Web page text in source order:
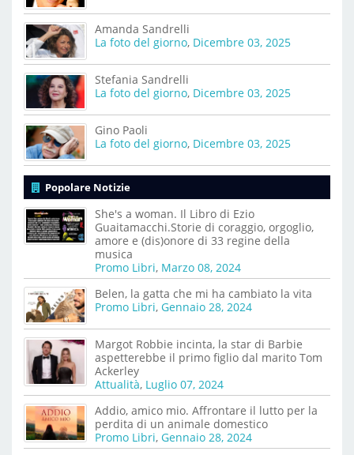
Amanda Sandrelli
La foto del giorno, Dicembre 03, 2025
Stefania Sandrelli
La foto del giorno, Dicembre 03, 2025
Gino Paoli
La foto del giorno, Dicembre 03, 2025
Popolare Notizie
She's a woman. Il Libro di Ezio
Guaitamacchi.Storie di coraggio, orgoglio,
amore e (dis)onore di 33 regine della
musica
Promo Libri, Marzo 08, 2024
Belen, la gatta che mi ha cambiato la vita
Promo Libri, Gennaio 28, 2024
Margot Robbie incinta, la star di Barbie
aspetterebbe il primo figlio dal marito Tom
Ackerley
Attualità, Luglio 07, 2024
Addio, amico mio. Affrontare il lutto per la
perdita di un animale domestico
Promo Libri, Gennaio 28, 2024